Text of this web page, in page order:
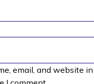
email, and website